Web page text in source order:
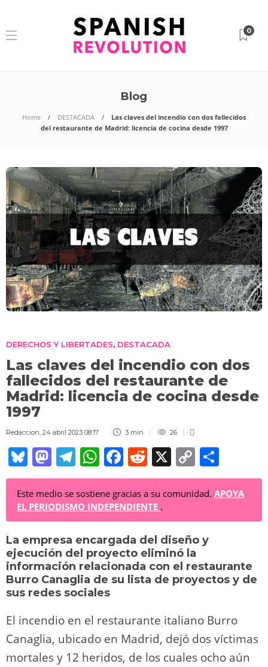
0
Blog
Home DESTACADA
Las claves del incendio con dos fallecidos
del restaurante de Madrid: licencia de cocina desde 1997
DERECHOS Y LIBERTADES, DESTACADA
Las claves del incendio con dos
fallecidos del restaurante de
Madrid: licencia de cocina desde
1997
Redaccion 24 abril 2023 08:17 3 min 26
Bl
u
e
sk
y
M
a
st
o
d
o
n
T
el
e
gr
a
m
W
h
at
s
A
p
p
F
a
c
e
b
o
o
k
R
e
d
di
t
X C
o
p
Li
n
k
o
m
Este medio se sostiene gracias a su comunidad. APOYA
EL PERIODISMO INDEPENDIENTE .
La empresa encargada del diseño y
ejecución del proyecto eliminó la
información relacionada con el restaurante
Burro Canaglia de su lista de proyectos y de
sus redes sociales
El incendio en el restaurante italiano Burro
Canaglia, ubicado en Madrid, dejó dos víctimas
mortales y 12 heridos, de los cuales ocho aún